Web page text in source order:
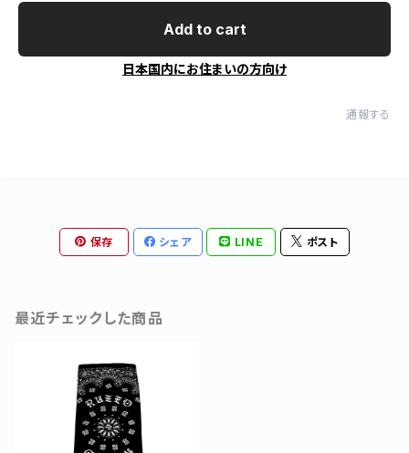
Add to cart
日本国内にお住まいの方向け
通報する
保存 シェア LINE ポスト
最近チェックした商品